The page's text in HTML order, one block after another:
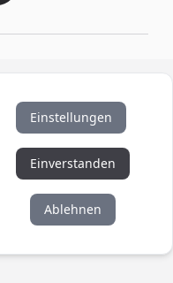
Einstellungen
Einverstanden
Ablehnen